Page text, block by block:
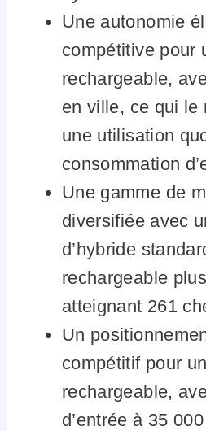
Une autonomie
compétitive pour
rechargeable,
en ville, ce qui le
une utilisation
consommation
Une gamme de
diversifiée avec
d’hybride
rechargeable
atteignant 261
Un
compétitif pour
rechargeable,
d’entrée à 35